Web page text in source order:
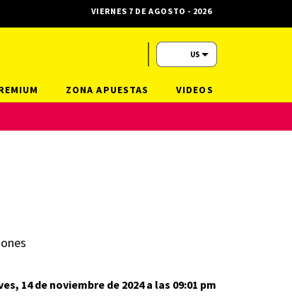
14 de noviembre de 2024 a las 09:01 pm
VIERNES 7 DE AGOSTO - 2026
US
ZONA APUESTAS VIDEOS